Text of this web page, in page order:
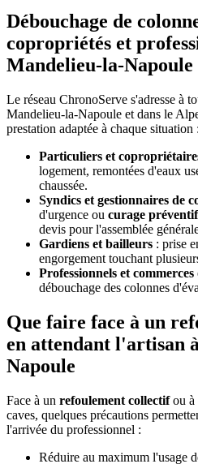
Débouchage de
copropriétés et
Mandelieu-la-Napoule
Le réseau ChronoServe s'adresse à
Mandelieu-la-Napoule et dans le
prestation adaptée à chaque situation :
Particuliers et
logement, remontées d'eaux
chaussée.
Syndics et gestionnaires de
d'urgence ou curage préventif
devis pour l'assemblée
Gardiens et bailleurs : prise
engorgement touchant
Professionnels et commerces
débouchage des colonnes
Que faire face à un
en attendant l'artisan
Napoule
Face à un refoulement collectifou à
caves, quelques précautions
l'arrivée du professionnel :
Réduire au maximum l'usage